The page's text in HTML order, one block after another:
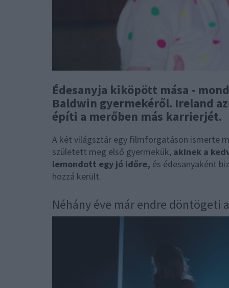
Édesanyja kiköpött mása -
Baldwin gyermekéről. Ireland
építi a merőben más karrierjét.
A két világsztár egy filmforgatáson ismerte
született meg első gyermekük, akinek a
lemondott egy jó időre, és édesanyaként
hozzá került.
Néhány éve már endre döntögeti